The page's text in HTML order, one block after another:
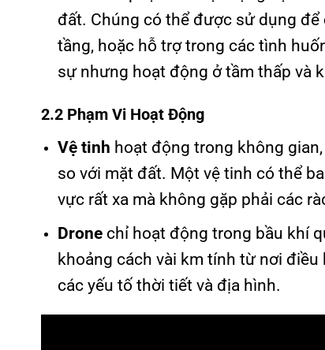
đất. Chúng có thể được sử dụng để
tầng, hoặc hỗ trợ trong các tình
sự nhưng hoạt động ở tầm thấp và
2.2 Phạm Vi Hoạt Động
Vệ tinh hoạt động trong không
so với mặt đất. Một vệ tinh có thể
vực rất xa mà không gặp phải các
Dronechỉ hoạt động trong bầu khí
khoảng cách vài km tính từ nơi
các yếu tố thời tiết và địa hình.